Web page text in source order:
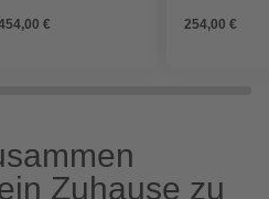
€ 254,00 €
Zuhause zu